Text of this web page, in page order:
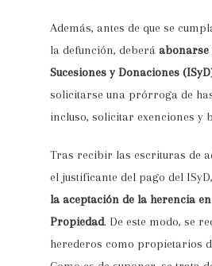
Además, antes de que se
la defunción, deberáabonarse
Sucesiones y Donaciones
solicitarse una prórroga de
incluso, solicitar exenciones y
Tras recibir las escrituras de
el justificante del pago del
la aceptación de la herencia
Propiedad. De este modo, se
herederos como propietarios